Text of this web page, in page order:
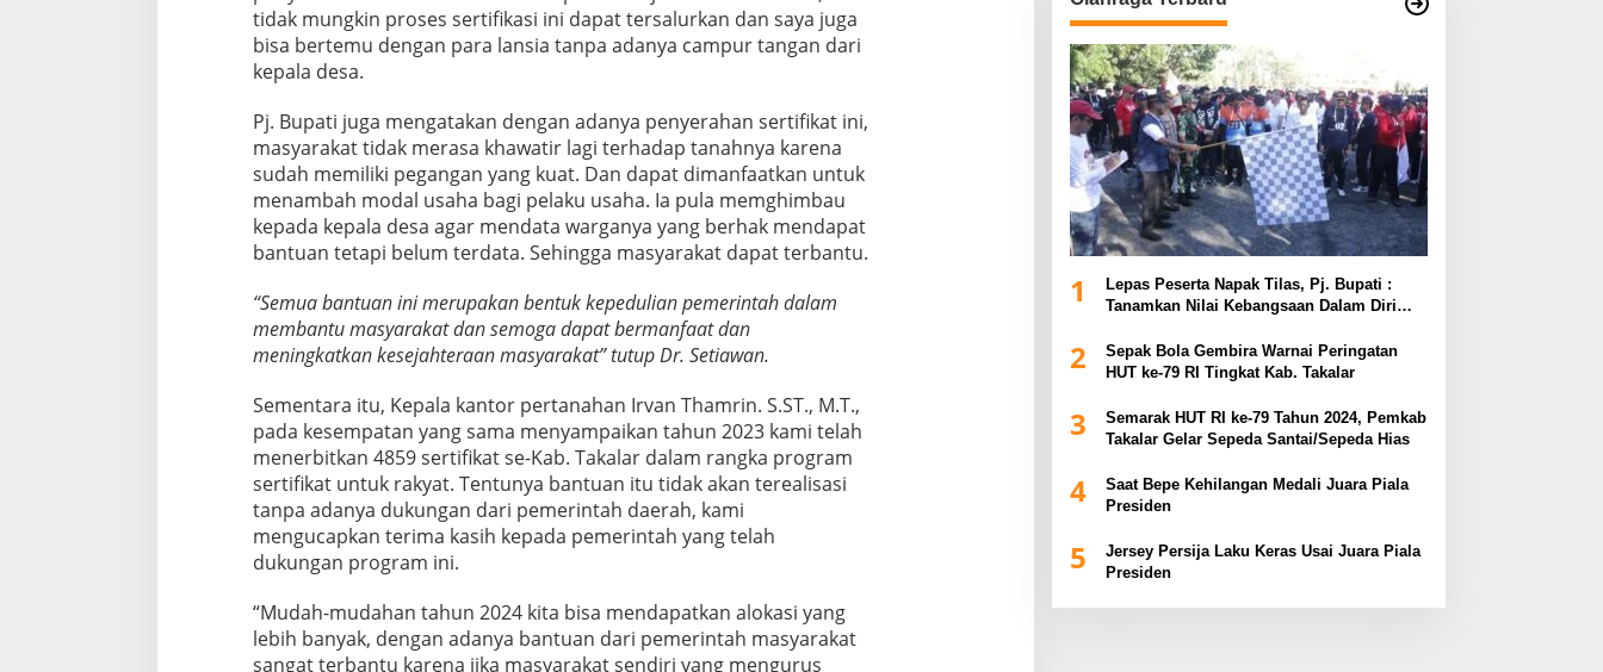
g
k
a
n
H
a
r
i
J
a
i
T
a
k
l
a
r
k
e
6
4
tidak mungkin proses sertifikasi ini dapat tersalurkan dan saya juga
bisa bertemu dengan para lansia tanpa adanya campur tangan dari
kepala desa.
Pj. Bupati juga mengatakan dengan adanya penyerahan sertifikat ini,
masyarakat tidak merasa khawatir lagi terhadap tanahnya karena
sudah memiliki pegangan yang kuat. Dan dapat dimanfaatkan untuk
menambah modal usaha bagi pelaku usaha. Ia pula memghimbau
kepada kepala desa agar mendata warganya yang berhak mendapat
bantuan tetapi belum terdata. Sehingga masyarakat dapat terbantu.
“Semua bantuan ini merupakan bentuk kepedulian pemerintah dalam
membantu masyarakat dan semoga dapat bermanfaat dan
meningkatkan kesejahteraan masyarakat” tutup Dr. Setiawan.
Sementara itu, Kepala kantor pertanahan Irvan Thamrin. S.ST., M.T.,
pada kesempatan yang sama menyampaikan tahun 2023 kami telah
menerbitkan 4859 sertifikat se-Kab. Takalar dalam rangka program
sertifikat untuk rakyat. Tentunya bantuan itu tidak akan terealisasi
tanpa adanya dukungan dari pemerintah daerah, kami
mengucapkan terima kasih kepada pemerintah yang telah
dukungan program ini.
“Mudah-mudahan tahun 2024 kita bisa mendapatkan alokasi yang
lebih banyak, dengan adanya bantuan dari pemerintah masyarakat
sangat terbantu karena jika masyarakat sendiri yang mengurus
1
Lepas Peserta Napak Tilas, Pj. Bupati :
Tanamkan Nilai Kebangsaan Dalam Diri
2
Sepak Bola Gembira Warnai Peringatan
HUT ke-79 RI Tingkat Kab. Takalar
3
Semarak HUT RI ke-79 Tahun 2024, Pemkab
Takalar Gelar Sepeda Santai/Sepeda Hias
4
Saat Bepe Kehilangan Medali Juara Piala
Presiden
5
Jersey Persija Laku Keras Usai Juara Piala
Presiden